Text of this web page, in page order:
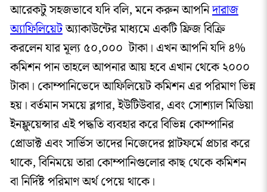
আরেকটু সহজভাবে যদি বলি, মনে করুন আপনিদারাজ
অ্যাফিলিয়েটঅ্যাকাউন্টের মাধ্যমে একটি ফ্রিজ বিক্রি
করলেন যার মূল্য ৫০,০০০ টাকা। এখন আপনি যদি ৪%
কমিশন পান তাহলে আপনার আয় হবে এখান থেকে ২০০০
টাকা। কোম্পানিভেদে আফিলিয়েট কমিশন এর পরিমাণ ভিন্ন
হয়। বর্তমান সময়ে ব্লগার, ইউটিউবার, এবং সোশ্যাল মিডিয়া
ইনফ্লুয়েন্সার এই পদ্ধতি ব্যবহার করে বিভিন্ন কোম্পানির
প্রোডাক্ট এবং সার্ভিস তাদের নিজেদের প্লাটফর্মে প্রচার করে
থাকে, বিনিময়ে তারা কোম্পানিগুলোর কাছ থেকে কমিশন
বা নির্দিষ্ট পরিমাণ অর্থ পেয়ে থাকে।